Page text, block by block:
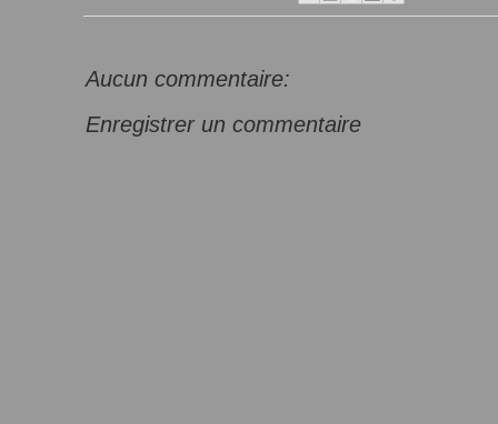
Aucun commentaire:
Enregistrer un commentaire